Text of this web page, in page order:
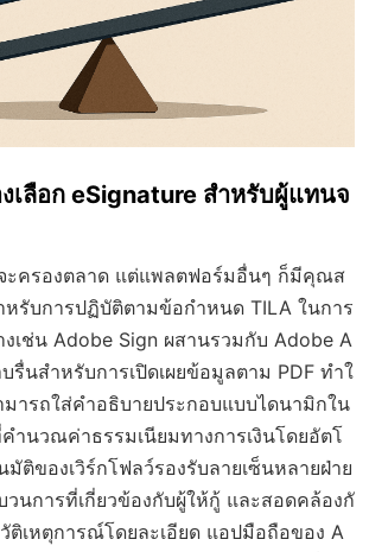
เลือก eSignature สำหรับผู้แทนจ
ะครองตลาด แต่แพลตฟอร์มอื่นๆ ก็มีคุณส
รับการปฏิบัติตามข้อกำหนด TILA ในการ
เช่น Adobe Sign ผสานรวมกับ Adobe A
รื่นสำหรับการเปิดเผยข้อมูลตาม PDF ทำใ
ารถใส่คำอธิบายประกอบแบบไดนามิกใน
ำนวณค่าธรรมเนียมทางการเงินโดยอัตโ
ติของเวิร์กโฟลว์รองรับลายเซ็นหลายฝ่าย
วนการที่เกี่ยวข้องกับผู้ให้กู้ และสอดคล้องกั
ติเหตุการณ์โดยละเอียด แอปมือถือของ A